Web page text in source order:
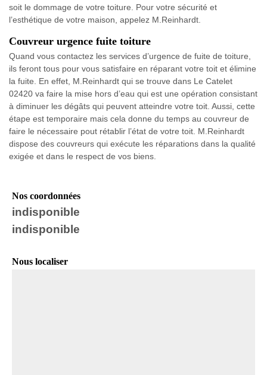
soit le dommage de votre toiture. Pour votre sécurité et
l’esthétique de votre maison, appelez M.Reinhardt.
Couvreur urgence fuite toiture
Quand vous contactez les services d’urgence de fuite de toiture,
ils feront tous pour vous satisfaire en réparant votre toit et élimine
la fuite. En effet, M.Reinhardt qui se trouve dans Le Catelet
02420 va faire la mise hors d’eau qui est une opération consistant
à diminuer les dégâts qui peuvent atteindre votre toit. Aussi, cette
étape est temporaire mais cela donne du temps au couvreur de
faire le nécessaire pout rétablir l’état de votre toit. M.Reinhardt
dispose des couvreurs qui exécute les réparations dans la qualité
exigée et dans le respect de vos biens.
Nos coordonnées
indisponible
indisponible
Nous localiser